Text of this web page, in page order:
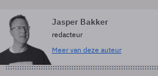
Jasper Bakker
redacteur
Meer van deze auteur